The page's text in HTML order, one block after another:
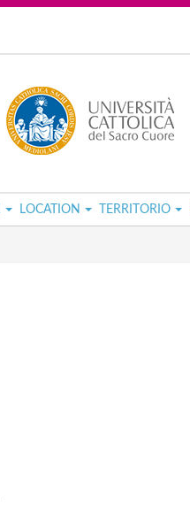
LOCATION TERRITORIO